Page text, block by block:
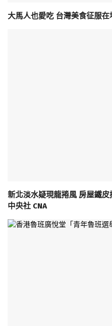
大馬人也愛吃 台灣美食征服
新北淡水疑現龍捲風 房屋鐵皮
中央社 CNA